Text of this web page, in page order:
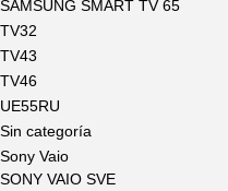
SAMSUNG SMART TV 65
TV32
TV43
TV46
UE55RU
Sin categoría
Sony Vaio
SONY VAIO SVE